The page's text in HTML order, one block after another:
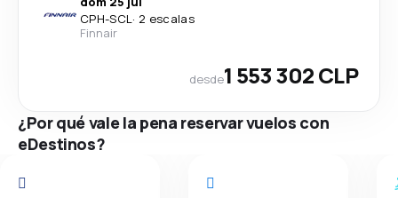
CPH-SCL· 2 escalas
Finnair
desde1 553 302 CLP
¿Por qué vale la pena reservar vuelos con
eDestinos?